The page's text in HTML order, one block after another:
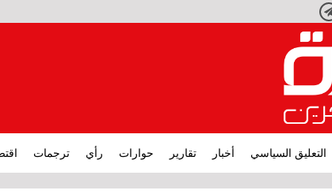
تليجرام
التعليق السياسي أخبار تقارير حوارات رأي ترجمات